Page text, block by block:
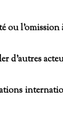
ou
d’autres